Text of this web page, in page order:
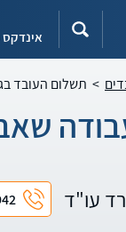
אינדקס
> תשלום העובד
עו"ד